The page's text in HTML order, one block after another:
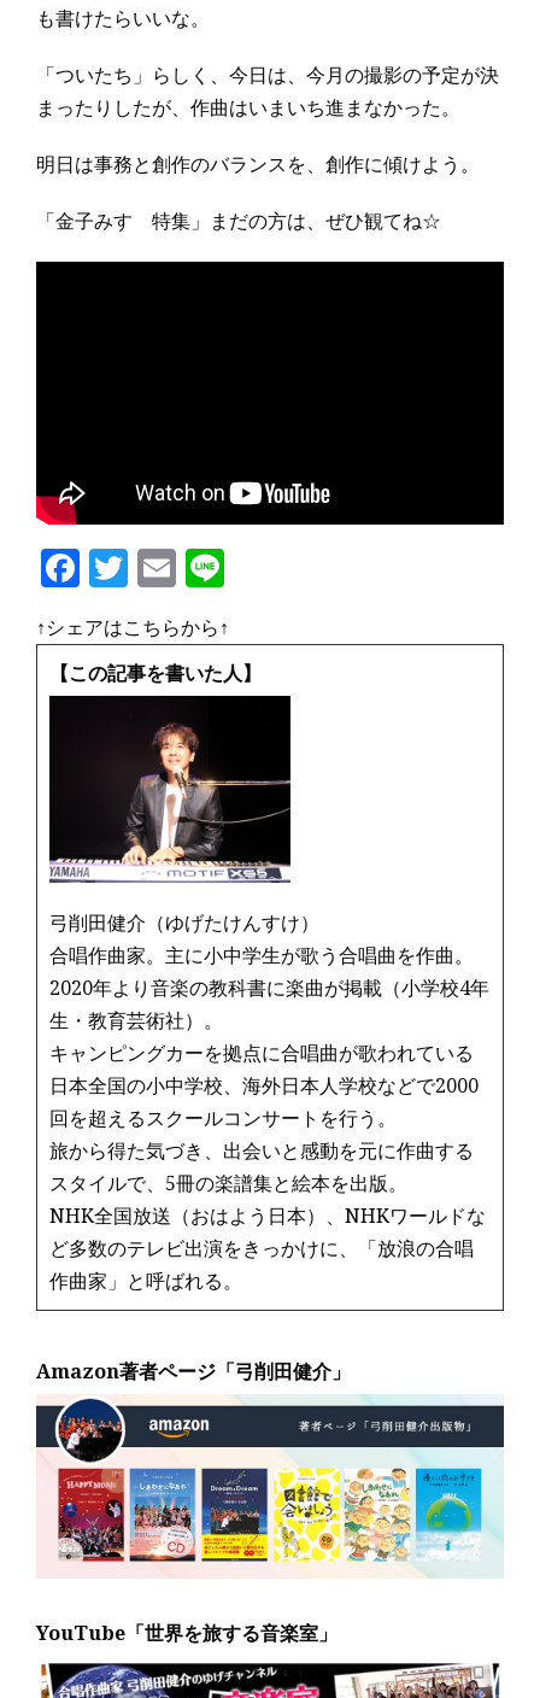
も書けたらいいな。
「ついたち」らしく、今日は、今月の撮影の予定が決
まったりしたが、作曲はいまいち進まなかった。
明日は事務と創作のバランスを、創作に傾けよう。
「金子みすゞ特集」まだの方は、ぜひ観てね☆
F
c
e
T
w
it
te
E
m
ai
l
e
↑シェアはこちらから↑
【この記事を書いた人】
弓削田健介（ゆげたけんすけ）
合唱作曲家。主に小中学生が歌う合唱曲を作曲。
2020年より音楽の教科書に楽曲が掲載（小学校4年
生・教育芸術社）。
キャンピングカーを拠点に合唱曲が歌われている
日本全国の小中学校、海外日本人学校などで2000
回を超えるスクールコンサートを行う。
旅から得た気づき、出会いと感動を元に作曲する
スタイルで、5冊の楽譜集と絵本を出版。
NHK全国放送（おはよう日本）、NHKワールドな
ど多数のテレビ出演をきっかけに、「放浪の合唱
作曲家」と呼ばれる。
Amazon著者ページ「弓削田健介」
YouTube「世界を旅する音楽室」